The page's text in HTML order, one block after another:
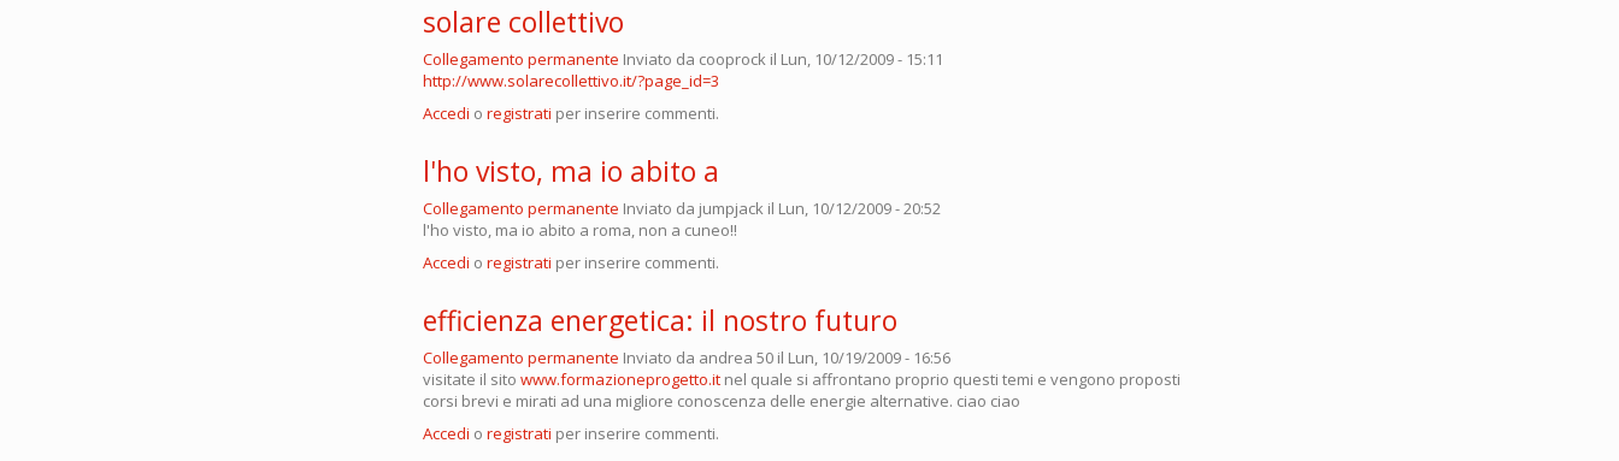
solare collettivo
Collegamento permanente Inviato da cooprock il Lun, 10/12/2009 - 15:11
http://www.solarecollettivo.it/?page_id=3
Accedi o registrati per inserire commenti.
l'ho visto, ma io abito a
Collegamento permanente Inviato da jumpjack il Lun, 10/12/2009 - 20:52
l'ho visto, ma io abito a roma, non a cuneo!!
Accedi o registrati per inserire commenti.
efficienza energetica: il nostro futuro
Collegamento permanente Inviato da andrea 50 il Lun, 10/19/2009 - 16:56
visitate il sito www.formazioneprogetto.it nel quale si affrontano proprio questi temi e vengono proposti
corsi brevi e mirati ad una migliore conoscenza delle energie alternative. ciao ciao
Accedi o registrati per inserire commenti.